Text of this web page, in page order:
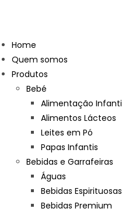
Home
Quem somos
Produtos
Bebé
Alimentação
Alimentos Lácteos
Leites em Pó
Papas Infantis
Bebidas e Garrafeiras
Águas
Bebidas Espirituosas
Bebidas Premium